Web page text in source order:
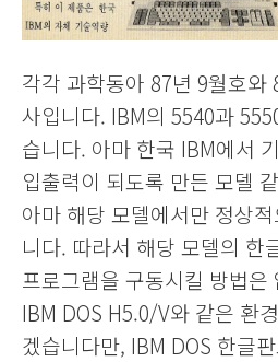
각각 과학동아 87년 9월호와
사입니다. IBM의 5540과
습니다. 아마 한국 IBM에서
입출력이 되도록 만든 모델
아마 해당 모델에서만 정상
니다. 따라서 해당 모델의 한
프로그램을 구동시킬 방법은
IBM DOS H5.0/V와 같은 환
겠습니다만, IBM DOS 한글